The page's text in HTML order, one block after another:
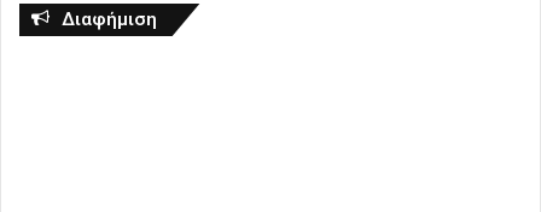
Διαφήμιση